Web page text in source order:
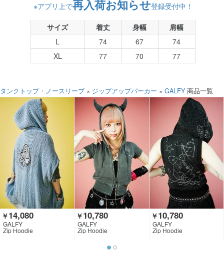
※アプリ上で再入荷お知らせ登録受付中！
サイズ 着丈 身幅
肩幅
L
74 67
74
XL
77 70 77
タンクトップ・ノースリーブ × ジップアップパーカー × GALFY 商品一覧
￥14,080
GALFY
Zip Hoodie
￥10,780
GALFY
Zip Hoodie
￥10,780
GALFY
Zip Hoodie